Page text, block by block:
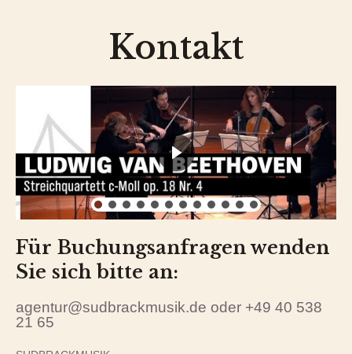
Kontakt
Für Buchungsanfragen wenden
Sie sich bitte an:
agentur@sudbrackmusik.de oder +49 40 538
21 65